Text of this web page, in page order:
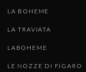
LA BOHEME
LA TRAVIATA
LABOHEME
LE NOZZE DI FIGARO